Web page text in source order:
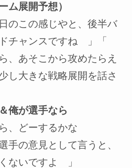
展開予想）
この感じやと、後半バ
ドチャンスですね 」「
、あそこから攻めたらえ
大きな戦略展開を話さ
が選手なら
どーするかな
の意見として言うと、
ないですよ 」